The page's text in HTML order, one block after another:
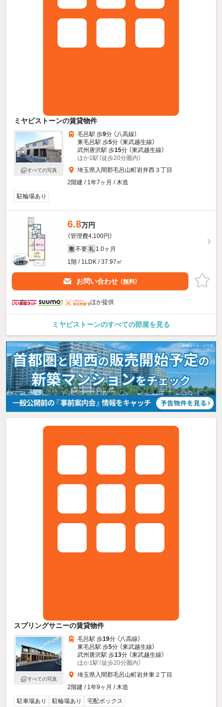
ミヤビストーンの賃貸物件
すべての写真
毛呂駅 歩9分 （八高線）
東毛呂駅 歩5分 （東武越生線）
武州唐沢駅 歩15分 （東武越生線）
ほか1駅（徒歩20分圏内）
埼玉県入間郡毛呂山町岩井西３丁目
2階建 / 1年7ヶ月 / 木造
駐輪場あり
6.8万円
（管理費4,100円）
敷 不要 礼 1.0ヶ月
1階 / 1LDK / 37.97㎡
お問い合わせ （無料）
ほか提供
ミヤビストーンのすべての部屋を見る
スプリングサニーの賃貸物件
すべての写真
毛呂駅 歩19分 （八高線）
東毛呂駅 歩5分 （東武越生線）
武州唐沢駅 歩13分 （東武越生線）
ほか1駅（徒歩20分圏内）
埼玉県入間郡毛呂山町岩井東２丁目
2階建 / 1年9ヶ月 / 木造
駐車場あり
駐輪場あり 宅配ボックス